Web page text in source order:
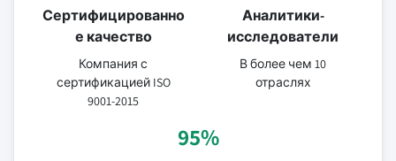
Сертифицированно
е качество
Компания с
сертификацией ISO
9001-2015
Аналитики-
исследователи
В более чем 10
отраслях
95%